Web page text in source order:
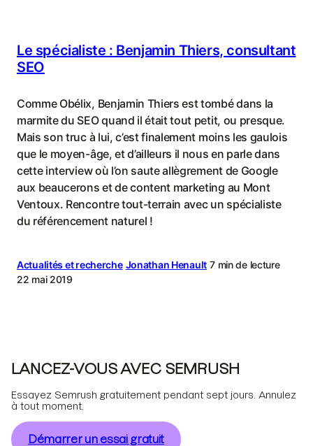
Le spécialiste : Benjamin Thiers, consultant
SEO
Comme Obélix, Benjamin Thiers est tombé dans la
marmite du SEO quand il était tout petit, ou presque.
Mais son truc à lui, c’est finalement moins les gaulois
que le moyen-âge, et d’ailleurs il nous en parle dans
cette interview où l’on saute allègrement de Google
aux beaucerons et de content marketing au Mont
Ventoux. Rencontre tout-terrain avec un spécialiste
du référencement naturel !
Actualités et recherche Jonathan Henault 7 min de lecture
22 mai 2019
LANCEZ-VOUS AVEC SEMRUSH
Essayez Semrush gratuitement pendant sept jours. Annulez
à tout moment.
Démarrer un essai gratuit